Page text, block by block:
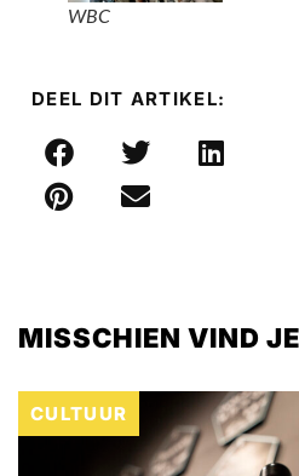
WBC
DEEL DIT ARTIKEL:
MISSCHIEN VIND
CULTUUR